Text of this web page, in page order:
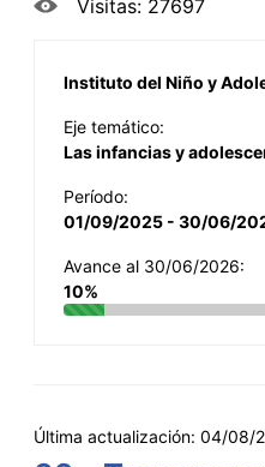
Visitas: 27697
Instituto del Niño y
Eje temático:
Las infancias y
Período:
01/09/2025 - 30/06/
Avance al 30/06/2026:
10%
Última actualización: 04/08/